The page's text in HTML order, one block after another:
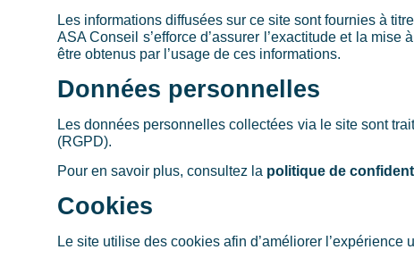
Les informations diffusées sur ce site sont fournies à
ASA Conseil s’efforce d’assurer l’exactitude et la
être obtenus par l’usage de ces informations.
Données personnelles
Les données personnelles collectées via le site sont
(RGPD).
Pour en savoir plus, consultez la politique de
Cookies
Le site utilise des cookies afin d’améliorer l’expérience